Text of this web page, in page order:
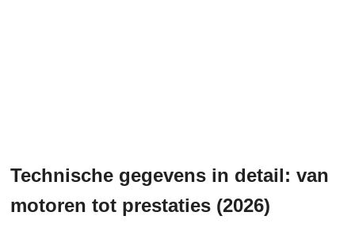
Technische gegevens in detail: van
motoren tot prestaties (2026)